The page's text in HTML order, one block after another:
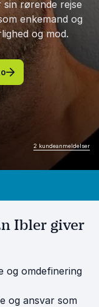
rørende rejse
enkemand og
og mod.
2 kundeanmeldelser
Ibler giver
og omdefinering
og ansvar som